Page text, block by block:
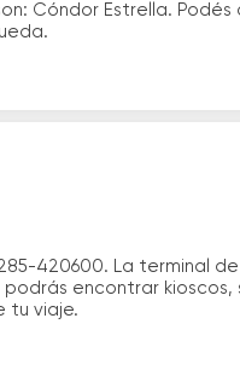
Cóndor Estrella.
420600. La terminal
encontrar
tu viaje.